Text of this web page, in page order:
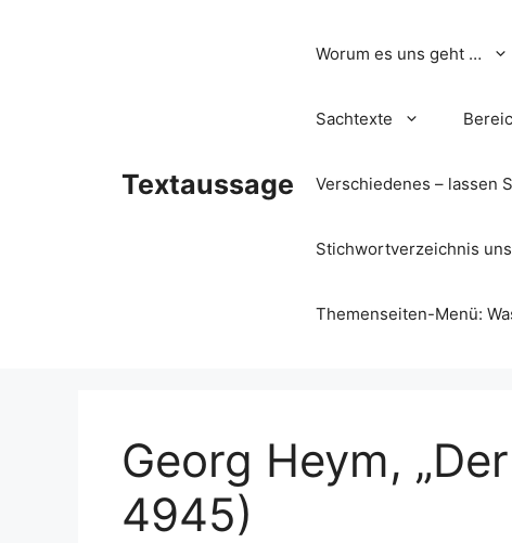
Textaussage
Worum es uns geht …
Sachtexte
Verschiedenes – lassen
Stichwortverzeichnis
Themenseiten-Menü:
Georg Heym,
4945)